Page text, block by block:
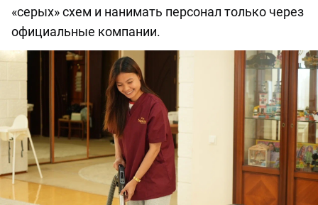
«серых» схем и нанимать персонал только через
официальные компании.